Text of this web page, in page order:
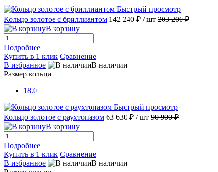
Быстрый просмотр
Кольцо золотое с бриллиантом 142 240 ₽ / шт 203 200 ₽
В корзину
Подробнее
Купить в 1 клик Сравнение
В избранное
В наличии
Размер кольца
18.0
Быстрый просмотр
Кольцо золотое с раухтопазом 63 630 ₽ / шт 90 900 ₽
В корзину
Подробнее
Купить в 1 клик Сравнение
В избранное
В наличии